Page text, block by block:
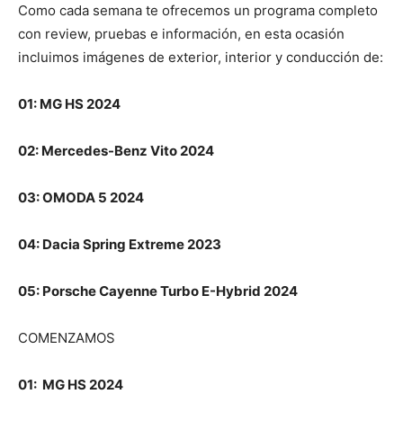
Como cada semana te ofrecemos un programa completo
con review, pruebas e información, en esta ocasión
incluimos imágenes de exterior, interior y conducción de:
01: MG HS 2024
02: Mercedes-Benz Vito 2024
03: OMODA 5 2024
04: Dacia Spring Extreme 2023
05: Porsche Cayenne Turbo E-Hybrid 2024
COMENZAMOS
01: MG HS 2024